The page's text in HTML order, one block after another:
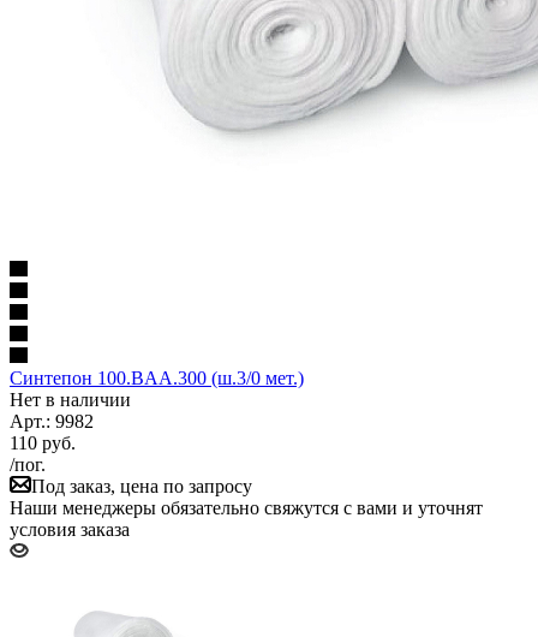
Синтепон 100.BAA.300 (ш.3/0 мет.)
Нет в наличии
Арт.: 9982
110 руб.
/пог.
Под заказ, цена по запросу
Наши менеджеры обязательно свяжутся с вами и уточнят
условия заказа